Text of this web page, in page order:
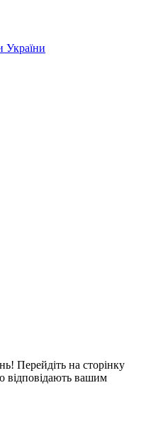
України
Перейдіть на сторінку
відповідають вашим